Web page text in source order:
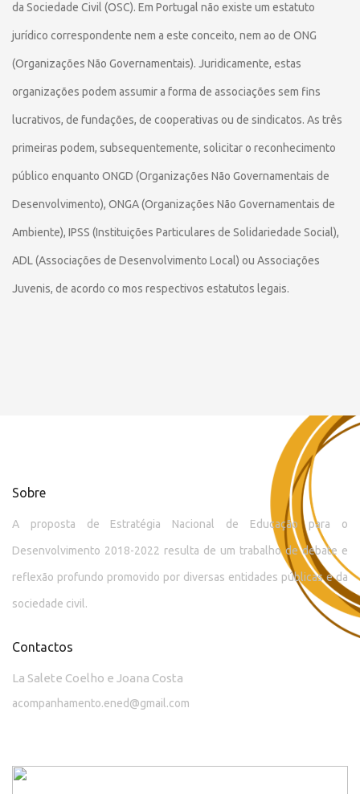
da Sociedade Civil (OSC). Em Portugal não existe um estatuto
jurídico correspondente nem a este conceito, nem ao de ONG
(Organizações Não Governamentais). Juridicamente, estas
organizações podem assumir a forma de associações sem fins
lucrativos, de fundações, de cooperativas ou de sindicatos. As três
primeiras podem, subsequentemente, solicitar o reconhecimento
público enquanto ONGD (Organizações Não Governamentais de
Desenvolvimento), ONGA (Organizações Não Governamentais de
Ambiente), IPSS (Instituições Particulares de Solidariedade Social),
ADL (Associações de Desenvolvimento Local) ou Associações
Juvenis, de acordo co mos respectivos estatutos legais.
Sobre
A proposta de Estratégia Nacional de Educação para o
Desenvolvimento 2018-2022 resulta de um trabalho de debate e
reflexão profundo promovido por diversas entidades públicas e da
sociedade civil.
Contactos
La Salete Coelho e Joana Costa
acompanhamento.ened@gmail.com